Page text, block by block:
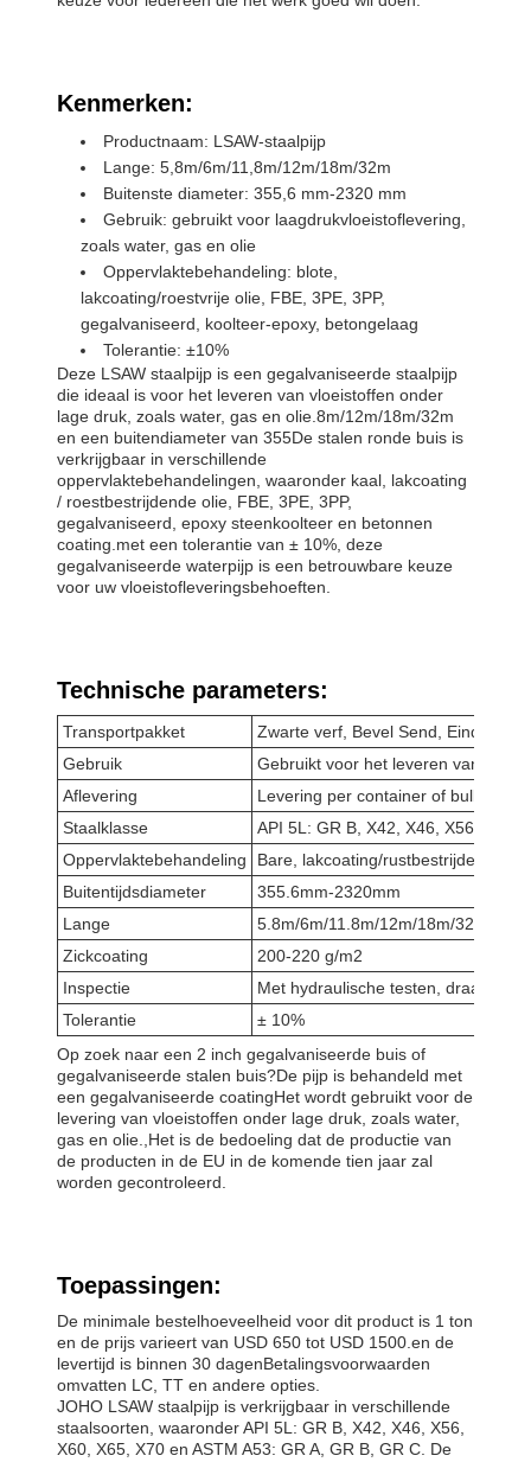
Kenmerken:
Productnaam: LSAW-staalpijp
Lange: 5,8m/6m/11,8m/12m/18m/32m
Buitenste diameter: 355,6 mm-2320 mm
Gebruik: gebruikt voor laagdrukvloeistoflevering,
zoals water, gas en olie
Oppervlaktebehandeling: blote,
lakcoating/roestvrije olie, FBE, 3PE, 3PP,
gegalvaniseerd, koolteer-epoxy, betongelaag
Tolerantie: ±10%
Deze LSAW staalpijp is een gegalvaniseerde staalpijp
die ideaal is voor het leveren van vloeistoffen onder
lage druk, zoals water, gas en olie.8m/12m/18m/32m
en een buitendiameter van 355De stalen ronde buis is
verkrijgbaar in verschillende
oppervlaktebehandelingen, waaronder kaal, lakcoating
/ roestbestrijdende olie, FBE, 3PE, 3PP,
gegalvaniseerd, epoxy steenkoolteer en betonnen
coating.met een tolerantie van ± 10%, deze
gegalvaniseerde waterpijp is een betrouwbare keuze
voor uw vloeistofleveringsbehoeften.
Technische parameters:
Transportpakket
Zwarte verf, Bevel Send,
Gebruik
Gebruikt voor het leveren van
Aflevering
Levering per container of bulkschip
Staalklasse
API 5L: GR B, X42, X46, X56, X60,
Oppervlaktebehandeling
Bare, lakcoating/rustbestrijdende
Buitentijdsdiameter
355.6mm-2320mm
Lange
5.8m/6m/11.8m/12m/18m/32m
Zickcoating
200-220 g/m2
Inspectie
Met hydraulische testen, draaikolk,
Tolerantie
± 10%
Op zoek naar een 2 inch gegalvaniseerde buis of
gegalvaniseerde stalen buis?De pijp is behandeld met
een gegalvaniseerde coatingHet wordt gebruikt voor de
levering van vloeistoffen onder lage druk, zoals water,
gas en olie.,Het is de bedoeling dat de productie van
de producten in de EU in de komende tien jaar zal
worden gecontroleerd.
Toepassingen:
De minimale bestelhoeveelheid voor dit product is 1 ton
en de prijs varieert van USD 650 tot USD 1500.en de
levertijd is binnen 30 dagenBetalingsvoorwaarden
omvatten LC, TT en andere opties.
JOHO LSAW staalpijp is verkrijgbaar in verschillende
staalsoorten, waaronder API 5L: GR B, X42, X46, X56,
X60, X65, X70 en ASTM A53: GR A, GR B, GR C. De